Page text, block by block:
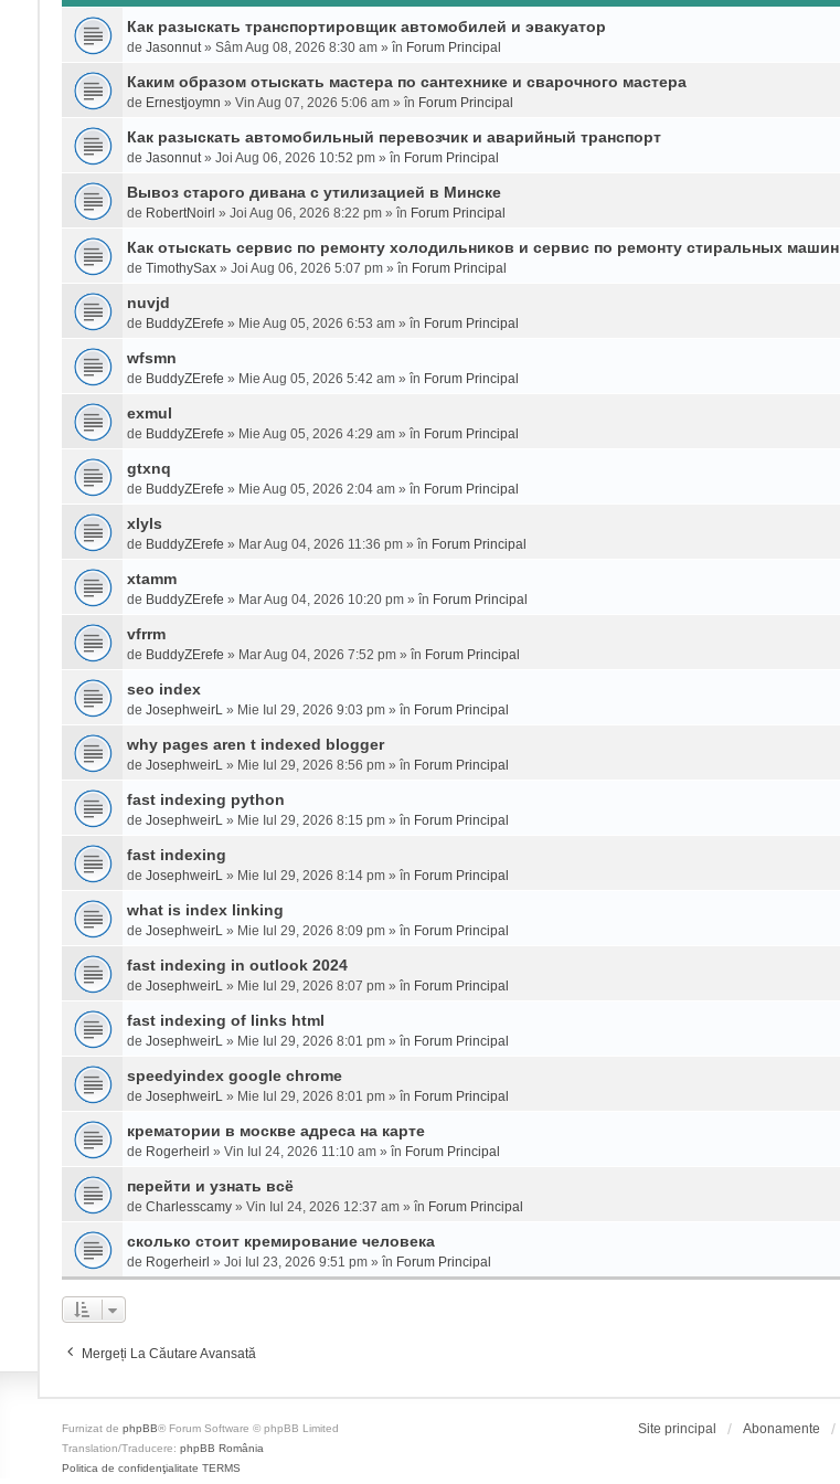
Как разыскать транспортировщик автомобилей и эвакуатор
de Jasonnut» Sâm Aug 08, 2026 8:30 am » în Forum Principal
Каким образом отыскать мастера по сантехнике и сварочного мастера
de Ernestjoymn » Vin Aug 07, 2026 5:06 am » în Forum Principal
Как разыскать автомобильный перевозчик и аварийный транспорт
de Jasonnut» Joi Aug 06, 2026 10:52 pm » în Forum Principal
Вывоз старого дивана с утилизацией в Минске
de RobertNoirl » Joi Aug 06, 2026 8:22 pm » în Forum Principal
Как отыскать сервис по ремонту холодильников и сервис по ремонту стиральных машин
de TimothySax» Joi Aug 06, 2026 5:07 pm » în Forum Principal
nuvjd
de BuddyZErefe » Mie Aug 05, 2026 6:53 am » în Forum Principal
wfsmn
de BuddyZErefe » Mie Aug 05, 2026 5:42 am » în Forum Principal
exmul
de BuddyZErefe » Mie Aug 05, 2026 4:29 am » în Forum Principal
gtxnq
de BuddyZErefe » Mie Aug 05, 2026 2:04 am » în Forum Principal
xlyls
de BuddyZErefe » Mar Aug 04, 2026 11:36 pm » în Forum Principal
xtamm
de BuddyZErefe » Mar Aug 04, 2026 10:20 pm » în Forum Principal
vfrrm
de BuddyZErefe » Mar Aug 04, 2026 7:52 pm » în Forum Principal
seo index
de JosephweirL» Mie Iul 29, 2026 9:03 pm » în Forum Principal
why pages aren t indexed blogger
de JosephweirL» Mie Iul 29, 2026 8:56 pm » în Forum Principal
fast indexing python
de JosephweirL» Mie Iul 29, 2026 8:15 pm » în Forum Principal
fast indexing
de JosephweirL» Mie Iul 29, 2026 8:14 pm » în Forum Principal
what is index linking
de JosephweirL» Mie Iul 29, 2026 8:09 pm » în Forum Principal
fast indexing in outlook 2024
de JosephweirL» Mie Iul 29, 2026 8:07 pm » în Forum Principal
fast indexing of links html
de JosephweirL» Mie Iul 29, 2026 8:01 pm » în Forum Principal
speedyindex google chrome
de JosephweirL» Mie Iul 29, 2026 8:01 pm » în Forum Principal
крематории в москве адреса на карте
de Rogerheirl » Vin Iul 24, 2026 11:10 am » în Forum Principal
перейти и узнать всё
de Charlesscamy» Vin Iul 24, 2026 12:37 am » în Forum Principal
сколько стоит кремирование человека
de Rogerheirl » Joi Iul 23, 2026 9:51 pm » în Forum Principal
Mergeți La Căutare Avansată
Site principal Abonamente
Furnizat de phpBB® Forum Software © phpBB Limited
Translation/Traducere: phpBB România
Politica de confidenţialitate TERMS